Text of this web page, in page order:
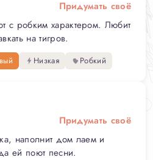
Придумать своё
с робким характером. Любит
на тигров.
Низкая Робкий
Придумать своё
наполнит дом лаем и
ей поют песни.